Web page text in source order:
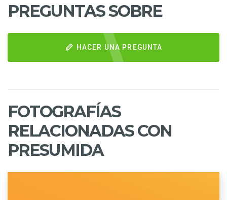
PREGUNTAS SOBRE
HACER UNA PREGUNTA
FOTOGRAFÍAS
RELACIONADAS CON
PRESUMIDA